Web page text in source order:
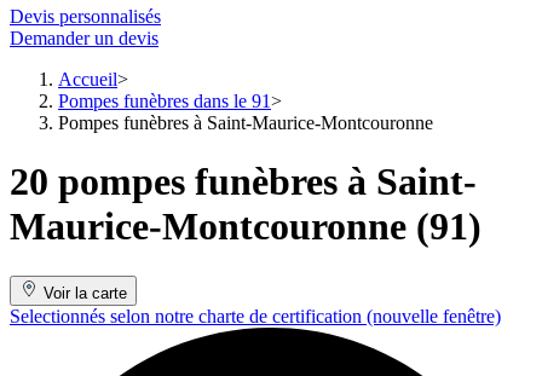
Devis personnalisés
Demander un devis
Accueil
Pompes funèbres dans le 91
Pompes funèbres à Saint-Maurice-Montcouronne
20 pompes funèbres à Saint-
Maurice-Montcouronne (91)
Voir la carte
Selectionnés selon notre charte de certification (nouvelle fenêtre)